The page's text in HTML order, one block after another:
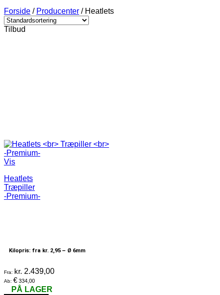
Forside / Producenter /Heatlets
Tilbud
Vis
Heatlets
Træpiller
-Premium-
Kilopris: fra kr. 2,95 – Ø 6mm
Fra: kr. 2.439,00
Ab: € 334,00
PÅ LAGER